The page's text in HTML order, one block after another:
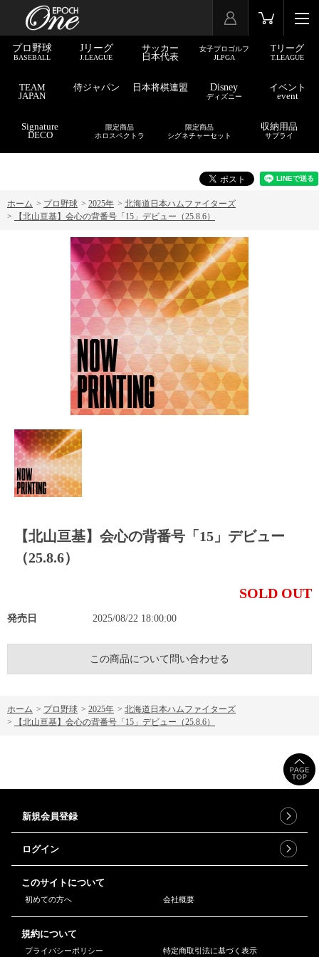
プロ野球
BASEBALL
Jリーグ
J.LEAGUE
サッカー
日本代表
女子プロゴルフ
JLPGA
Tリーグ
T.LEAGUE
TEAM
JAPAN
侍ジャパン 日本将棋連盟 Disney
ディズニー
イベント
event
Signature
DECO
限定商品
ホロスペクトラ
限定商品
シグネチャーセット
収納用品
サプライ
ホーム > プロ野球 > 2025年 > 北海道日本ハムファイターズ
>
【北山亘基】会心の背番号「15」デビュー（25.8.6）
【北山亘基】会心の背番号「15」デビュー
（25.8.6）
SOLD OUT
発売日 2025/08/22 18:00:00
この商品について問い合わせる
ホーム > プロ野球 > 2025年 > 北海道日本ハムファイターズ
>
【北山亘基】会心の背番号「15」デビュー（25.8.6）
新規会員登録
ログイン
このサイトについて
初めての方へ 会社概要
規約について
プライバシーポリシー 特定商取引法に基づく表示